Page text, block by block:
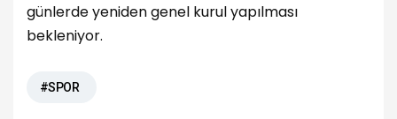
günlerde yeniden genel kurul yapılması
bekleniyor.
#SPOR